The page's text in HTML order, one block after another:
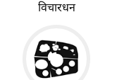
विचारधन